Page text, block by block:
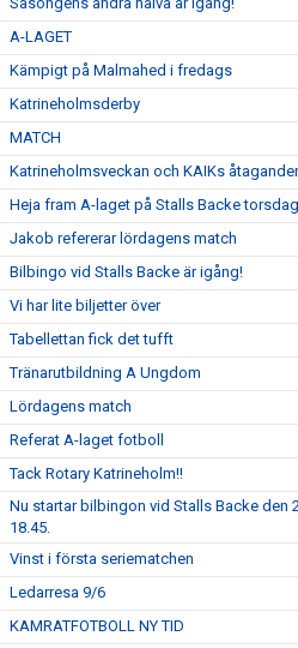
A-LAGET
Kämpigt på Malmahed i fredags
Katrineholmsderby
MATCH
Katrineholmsveckan och KAIKs
Heja fram A-laget på Stalls Backe
Jakob refererar lördagens match
Bilbingo vid Stalls Backe är igång!
Vi har lite biljetter över
Tabellettan fick det tufft
Tränarutbildning A Ungdom
Lördagens match
Referat A-laget fotboll
Tack Rotary Katrineholm!!
Nu startar bilbingon vid Stalls Backe den
18.45.
Vinst i första seriematchen
Ledarresa 9/6
KAMRATFOTBOLL NY TID